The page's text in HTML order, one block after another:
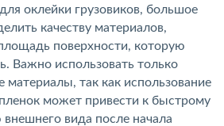
оклейки грузовиков, большое
качеству материалов,
поверхности, которую
Важно использовать только
материалы, так как использование
может привести к быстрому
вида после начала